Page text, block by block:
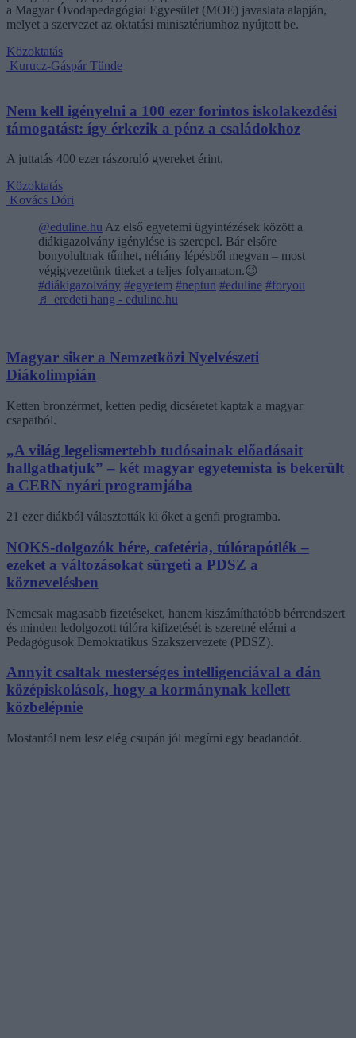
a Magyar Óvodapedagógiai Egyesület (MOE) javaslata alapján,
melyet a szervezet az oktatási minisztériumhoz nyújtott be.
Közoktatás
Kurucz-Gáspár Tünde
Nem kell igényelni a 100 ezer forintos iskolakezdési
támogatást: így érkezik a pénz a családokhoz
A juttatás 400 ezer rászoruló gyereket érint.
Közoktatás
Kovács Dóri
@eduline.hu Az első egyetemi ügyintézések között a
diákigazolvány igénylése is szerepel. Bár elsőre
bonyolultnak tűnhet, néhány lépésből megvan – most
végigvezetünk titeket a teljes folyamaton.😉
#diákigazolvány #egyetem #neptun #eduline #foryou
♬ eredeti hang - eduline.hu
Magyar siker a Nemzetközi Nyelvészeti
Diákolimpián
Ketten bronzérmet, ketten pedig dicséretet kaptak a magyar
csapatból.
„A világ legelismertebb tudósainak előadásait
hallgathatjuk” – két magyar egyetemista is bekerült
a CERN nyári programjába
21 ezer diákból választották ki őket a genfi programba.
NOKS-dolgozók bére, cafetéria, túlórapótlék –
ezeket a változásokat sürgeti a PDSZ a
köznevelésben
Nemcsak magasabb fizetéseket, hanem kiszámíthatóbb bérrendszert
és minden ledolgozott túlóra kifizetését is szeretné elérni a
Pedagógusok Demokratikus Szakszervezete (PDSZ).
Annyit csaltak mesterséges intelligenciával a dán
középiskolások, hogy a kormánynak kellett
közbelépnie
Mostantól nem lesz elég csupán jól megírni egy beadandót.